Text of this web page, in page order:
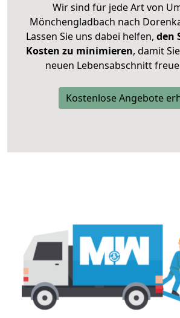
Wir sind für jede Art von
Mönchengladbach nach
Lassen Sie uns dabei helfen, den
Kosten zu minimieren, damit
neuen Lebensabschnitt
Kostenlose Angebote